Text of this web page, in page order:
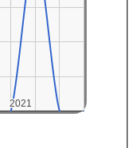
2021
2021